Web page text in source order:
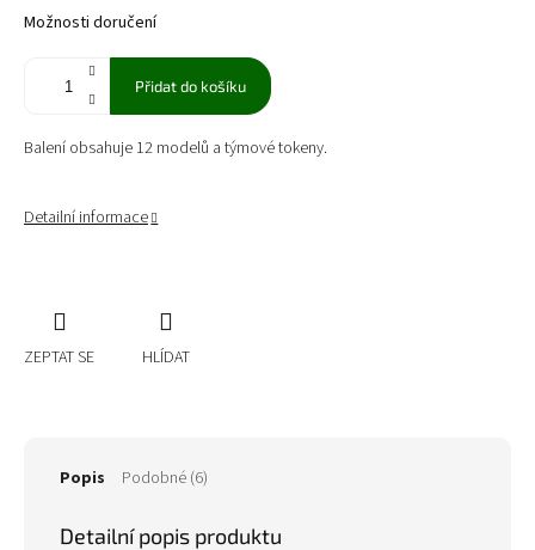
Možnosti doručení
Přidat do košíku
Balení obsahuje 12 modelů a týmové tokeny.
Detailní informace
ZEPTAT SE HLÍDAT
Popis Podobné (6)
Detailní popis produktu